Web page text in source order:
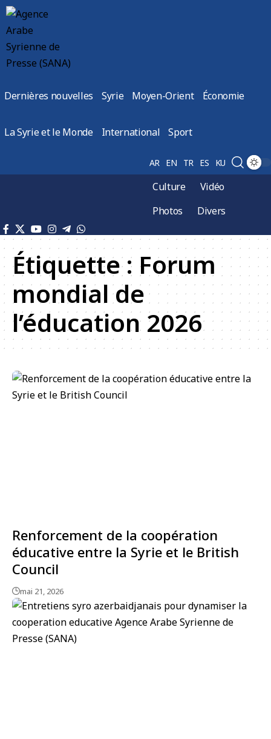
Dernières nouvelles Syrie Moyen-Orient Économie
La Syrie et le Monde International Sport
AR EN TR ES KU
Culture
Vidéo
Photos
Divers
Étiquette : Forum
mondial de
l’éducation 2026
éducative entre la Syrie et le British
Council
mai 21, 2026